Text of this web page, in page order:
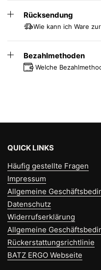
Rücksendung
Wie kann ich Ware
Bezahlmethoden
Welche
QUICK LINKS
Häufig gestellte Fragen
Impressum
Allgemeine
Datenschutz
Widerrufserklärung
Allgemeine
Rückerstattungsrichtlinie
BATZ ERGO Webseite